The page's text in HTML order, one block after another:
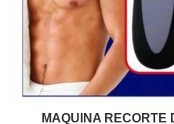
MAQUINA RECORTE